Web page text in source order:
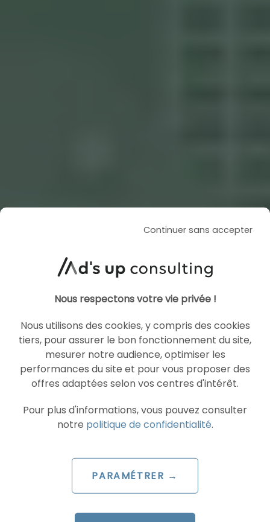
Continuer sans accepter
Nous respectons votre vie privée !
Nous utilisons des cookies, y compris des cookies
tiers, pour assurer le bon fonctionnement du site,
mesurer notre audience, optimiser les
performances du site et pour vous proposer des
offres adaptées selon vos centres d'intérêt.
Pour plus d'informations, vous pouvez consulter
notre politique de confidentialité.
PARAMÉTRER →